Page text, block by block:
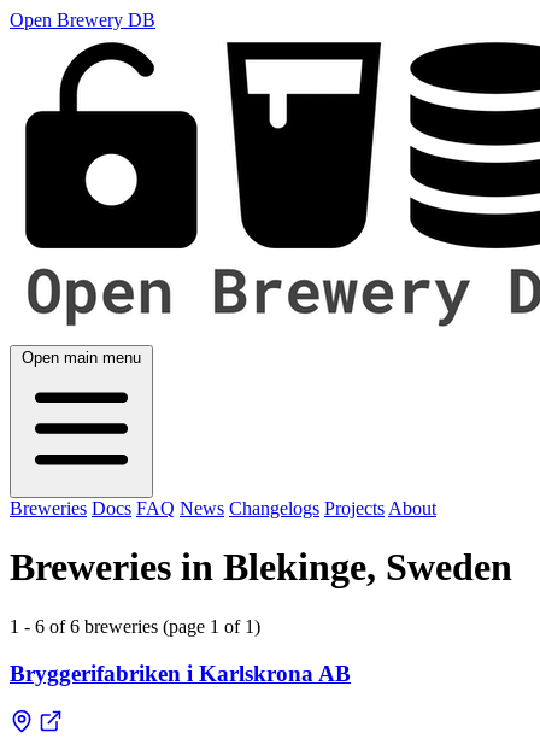
Open Brewery DB
Open main menu
Breweries Docs FAQ News Changelogs Projects About
Breweries in Blekinge, Sweden
1 - 6 of 6 breweries (page 1 of 1)
Bryggerifabriken i Karlskrona AB